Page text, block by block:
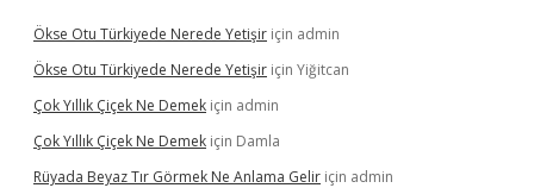
Ökse Otu Türkiyede Nerede Yetişir için admin
Ökse Otu Türkiyede Nerede Yetişir için Yiğitcan
Çok Yıllık Çiçek Ne Demek için admin
Çok Yıllık Çiçek Ne Demek için Damla
Rüyada Beyaz Tır Görmek Ne Anlama Gelir için admin